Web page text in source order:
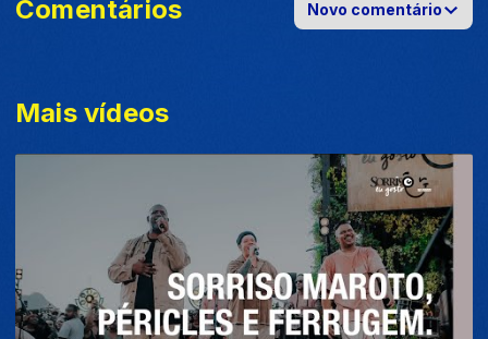
Mais vídeos
Comentários Novo comentário